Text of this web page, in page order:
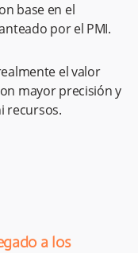
base en el
por el PMI.
el valor
mayor precisión y
recursos.
a los